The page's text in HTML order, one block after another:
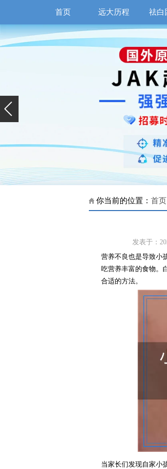
首页 远大历程 祛白
你当前的位置： 首页
发表于：
营养不良也是导致小
吃营养丰富的食物。
合适的方法。
当家长们发现自家小